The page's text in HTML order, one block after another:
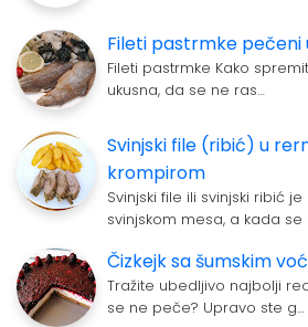
Fileti pastrmke
Fileti pastrmke Kako
ukusna, da se ne ras…
Svinjski file (ribić) u
krompirom
Svinjski file ili svinjski ribić
svinjskom mesa, a kada se
Čizkejk sa šumskim
Tražite ubedljivo najbolji
se ne peče? Upravo ste g…